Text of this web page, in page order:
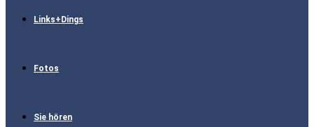
Links+Dings
Fotos
Sie hören